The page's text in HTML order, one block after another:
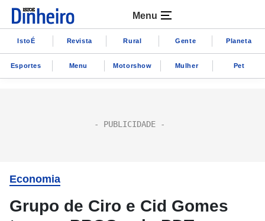
Menu
IstoÉ Revista Rural Gente Planeta
Esportes Menu Motorshow Mulher Pet
Economia
Grupo de Ciro e Cid Gomes